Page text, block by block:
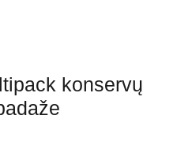
konservų